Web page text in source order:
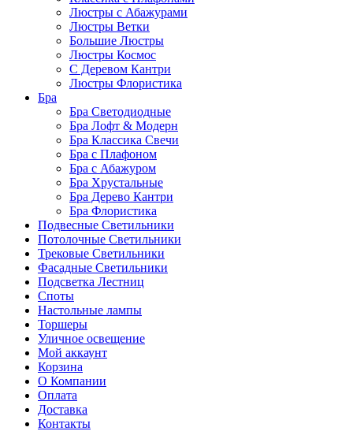
Люстры с Абажурами
Люстры Ветки
Большие Люстры
Люстры Космос
С Деревом Кантри
Люстры Флористика
Бра
Бра Светодиодные
Бра Лофт & Модерн
Бра Классика Свечи
Бра с Плафоном
Бра с Абажуром
Бра Хрустальные
Бра Дерево Кантри
Бра Флористика
Подвесные Светильники
Потолочные Светильники
Трековые Светильники
Фасадные Светильники
Подсветка Лестниц
Споты
Настольные лампы
Торшеры
Уличное освещение
Мой аккаунт
Корзина
О Компании
Оплата
Доставка
Контакты